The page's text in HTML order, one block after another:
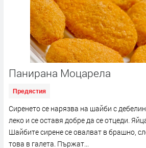
Панирана Моцарела
Предястия
Сиренето се нарязва на шайби с
леко и се оставя добре да се отцеди.
Шайбите сирене се овалват в брашно,
това в галета. Пържат...